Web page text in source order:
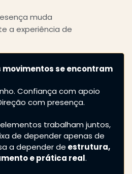
muda
a experiência de
movimentos se encontram
Confiança com apoio
com presença.
trabalham juntos,
de depender apenas de
a depender de estrutura,
e prática real.